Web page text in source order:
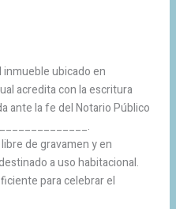
ubicado en
acredita con la escritura
ante la fe del Notario Público
de gravamen y en
a uso habitacional.
para celebrar el